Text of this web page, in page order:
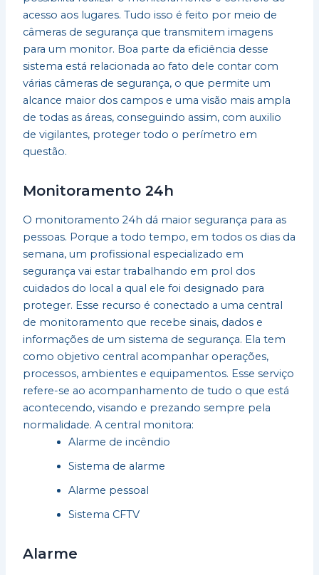
acesso aos lugares. Tudo isso é feito por meio de
câmeras de segurança que transmitem imagens
para um monitor. Boa parte da eficiência desse
sistema está relacionada ao fato dele contar com
várias câmeras de segurança, o que permite um
alcance maior dos campos e uma visão mais ampla
de todas as áreas, conseguindo assim, com auxilio
de vigilantes, proteger todo o perímetro em
questão.
Monitoramento 24h
O monitoramento 24h dá maior segurança para as
pessoas. Porque a todo tempo, em todos os dias da
semana, um profissional especializado em
segurança vai estar trabalhando em prol dos
cuidados do local a qual ele foi designado para
proteger. Esse recurso é conectado a uma central
de monitoramento que recebe sinais, dados e
informações de um sistema de segurança. Ela tem
como objetivo central acompanhar operações,
processos, ambientes e equipamentos. Esse serviço
refere-se ao acompanhamento de tudo o que está
acontecendo, visando e prezando sempre pela
normalidade. A central monitora:
Alarme de incêndio
Sistema de alarme
Alarme pessoal
Sistema CFTV
Alarme